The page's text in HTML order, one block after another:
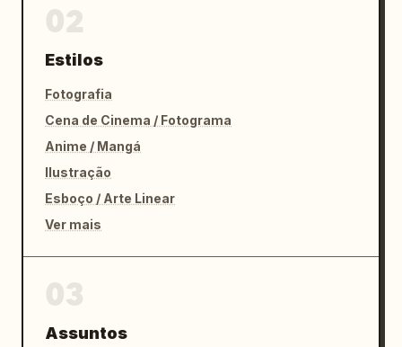
Estilos
Fotografia
Cena de Cinema / Fotograma
Anime / Mangá
Ilustração
Esboço / Arte Linear
Ver mais
Assuntos